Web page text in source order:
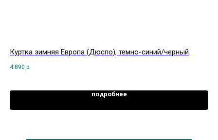
Куртка зимняя Европа (Дюспо), темно-синий/черный
4 890 р.
подробнее